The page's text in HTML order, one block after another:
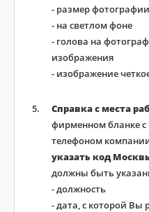
- размер
- на светлом фоне
- голова на
изображения
- изображение
Справка с места
фирменном бланке
телефоном
указать код
должны быть
- должность
- дата, с которой Вы